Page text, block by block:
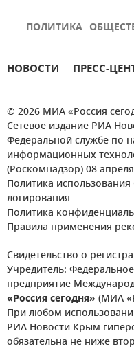
ПОЛИТИКА
НОВОСТИ ПРЕСС-
© 2026 МИА «Россия
Сетевое издание РИА
Федеральной службе по
информационных
(Роскомнадзор) 08
Политика
логирования
Политика
Правила применения
Свидетельство о
Учредитель:
предприятие
«Россия сегодня» (МИА
При любом
РИА Новости Крым
обязательна не ниже